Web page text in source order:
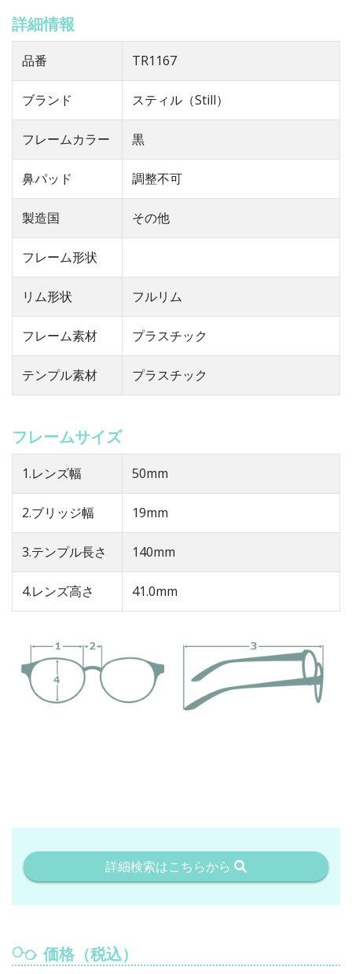
詳細情報
品番 TR1167
ブランド スティル（Still）
フレームカラー 黒
鼻パッド 調整不可
製造国 その他
フレーム形状
リム形状 フルリム
フレーム素材 プラスチック
テンプル素材 プラスチック
フレームサイズ
1.レンズ幅 50mm
2.ブリッジ幅 19mm
3.テンプル長さ 140mm
4.レンズ高さ 41.0mm
詳細検索はこちらから
価格（税込）